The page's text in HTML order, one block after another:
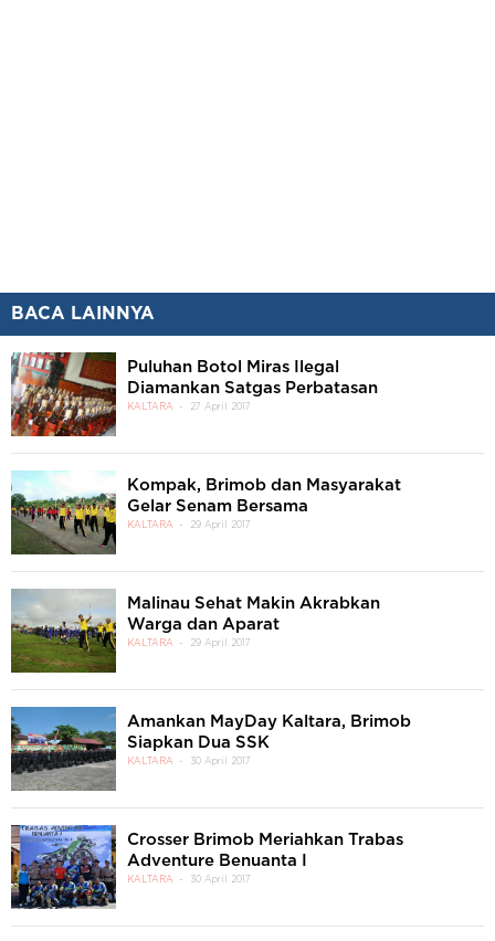
BACA LAINNYA
Puluhan Botol Miras Ilegal
Diamankan Satgas Perbatasan
KALTARA 27 April 2017
Kompak, Brimob dan Masyarakat
Gelar Senam Bersama
KALTARA 29 April 2017
Malinau Sehat Makin Akrabkan
Warga dan Aparat
KALTARA 29 April 2017
Amankan MayDay Kaltara, Brimob
Siapkan Dua SSK
KALTARA 30 April 2017
Crosser Brimob Meriahkan Trabas
Adventure Benuanta I
KALTARA 30 April 2017